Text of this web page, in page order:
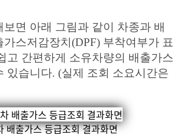
면 아래 그림과 같이 차종과 배
스저감장치(DPF) 부착여부가 표
고 간편하게 소유차량의 배출가스
있습니다. (실제 조회 소요시간은
배출가스 등급조회 결과화면